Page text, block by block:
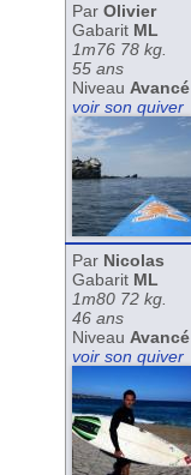
Par Olivier
Gabarit ML
1m76 78 kg.
55 ans
Niveau Avancé
voir son quiver
Par Nicolas
Gabarit ML
1m80 72 kg.
46 ans
Niveau Avancé
voir son quiver